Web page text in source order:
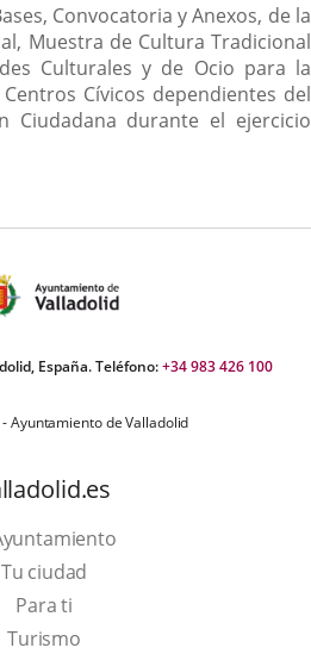
Convocatoria y Anexos, de la
Muestra de Cultura Tradicional
Culturales y de Ocio para la
Cívicos dependientes del
Ciudadana durante el ejercicio
España. Teléfono:+34 983 426 100
Ayuntamiento de Valladolid
Tu ciudad
Para ti
TurismoThis